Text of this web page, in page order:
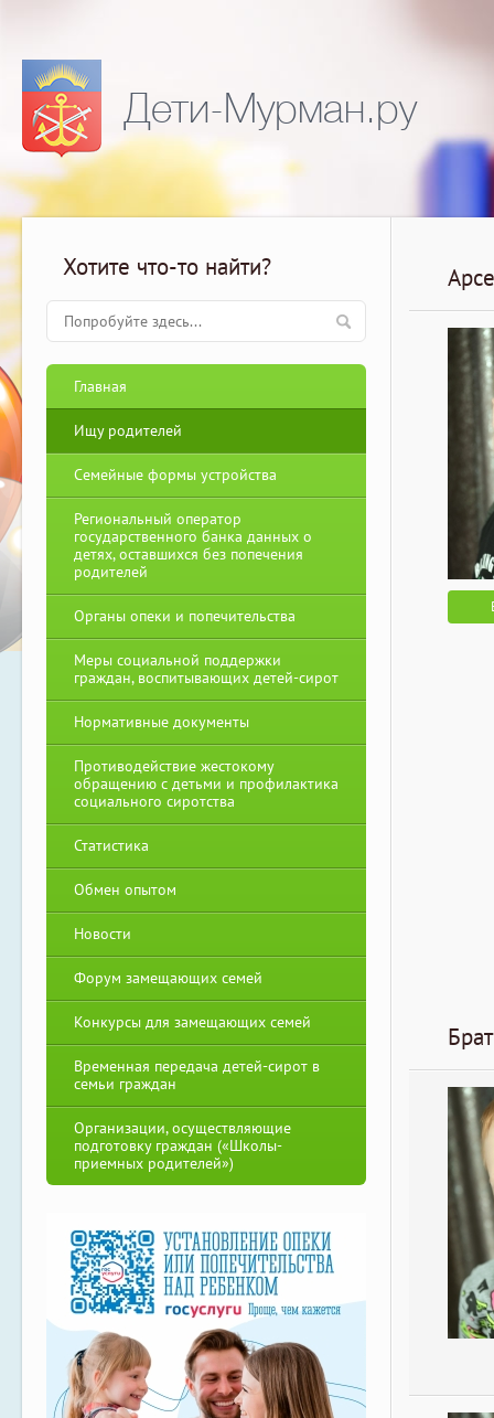
Дети-Мурман.ру
Хотите что-то найти?
Главная
Ищу родителей
Семейные формы устройства
Региональный оператор
государственного банка данных о
детях, оставшихся без попечения
родителей
Органы опеки и попечительства
Меры социальной поддержки
граждан, воспитывающих детей-сирот
Нормативные документы
Противодействие жестокому
обращению с детьми и профилактика
социального сиротства
Статистика
Обмен опытом
Новости
Форум замещающих семей
Конкурсы для замещающих семей
Временная передача детей-сирот в
семьи граждан
Организации, осуществляющие
подготовку граждан («Школы-
приемных родителей»)